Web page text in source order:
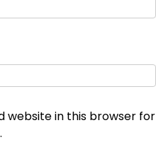
website in this browser for